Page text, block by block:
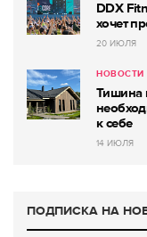
DDX
хочет
20 ИЮЛЯ
НОВОСТИ
Тишина
к себе
14 ИЮЛЯ
ПОДПИСКА НА